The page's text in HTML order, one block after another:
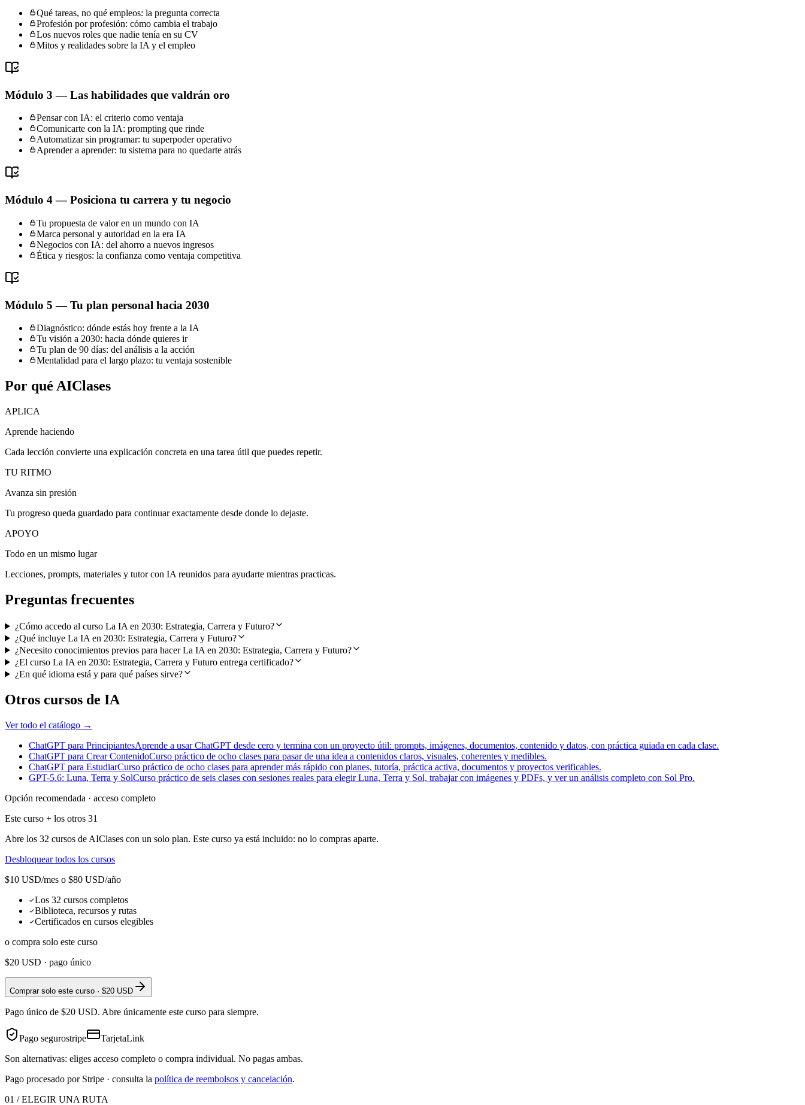
Qué tareas, no qué empleos: la pregunta correcta
Profesión por profesión: cómo cambia el trabajo
Los nuevos roles que nadie tenía en su CV
Mitos y realidades sobre la IA y el empleo
Módulo 3 — Las habilidades que valdrán oro
Pensar con IA: el criterio como ventaja
Comunicarte con la IA: prompting que rinde
Automatizar sin programar: tu superpoder operativo
Aprender a aprender: tu sistema para no quedarte atrás
Módulo 4 — Posiciona tu carrera y tu negocio
Tu propuesta de valor en un mundo con IA
Marca personal y autoridad en la era IA
Negocios con IA: del ahorro a nuevos ingresos
Ética y riesgos: la confianza como ventaja competitiva
Módulo 5 — Tu plan personal hacia 2030
Diagnóstico: dónde estás hoy frente a la IA
Tu visión a 2030: hacia dónde quieres ir
Tu plan de 90 días: del análisis a la acción
Mentalidad para el largo plazo: tu ventaja sostenible
Por qué AIClases
APLICA
Aprende haciendo
Cada lección convierte una explicación concreta en una tarea útil que puedes repetir.
TU RITMO
Avanza sin presión
Tu progreso queda guardado para continuar exactamente desde donde lo dejaste.
APOYO
Todo en un mismo lugar
Lecciones, prompts, materiales y tutor con IA reunidos para ayudarte mientras practicas.
Preguntas frecuentes
¿Cómo accedo al curso La IA en 2030: Estrategia, Carrera y Futuro?
¿Qué incluye La IA en 2030: Estrategia, Carrera y Futuro?
¿Necesito conocimientos previos para hacer La IA en 2030: Estrategia, Carrera y Futuro?
¿El curso La IA en 2030: Estrategia, Carrera y Futuro entrega certificado?
¿En qué idioma está y para qué países sirve?
Otros cursos de IA
Ver todo el catálogo →
ChatGPT para PrincipiantesAprende a usar ChatGPT desde cero y termina con un proyecto útil: prompts, imágenes, documentos, contenido y datos, con práctica guiada en cada clase.
ChatGPT para Crear ContenidoCurso práctico de ocho clases para pasar de una idea a contenidos claros, visuales, coherentes y medibles.
ChatGPT para EstudiarCurso práctico de ocho clases para aprender más rápido con planes, tutoría, práctica activa, documentos y proyectos verificables.
GPT-5.6: Luna, Terra y SolCurso práctico de seis clases con sesiones reales para elegir Luna, Terra y Sol, trabajar con imágenes y PDFs, y ver un análisis completo con Sol Pro.
Opción recomendada · acceso completo
Este curso + los otros 31
Abre los 32 cursos de AIClases con un solo plan. Este curso ya está incluido: no lo compras aparte.
Desbloquear todos los cursos
$10 USD/mes o $80 USD/año
Los 32 cursos completos
Biblioteca, recursos y rutas
Certificados en cursos elegibles
o compra solo este curso
$20 USD · pago único
Comprar solo este curso · $20 USD
Pago único de $20 USD. Abre únicamente este curso para siempre.
Pago segurostripe TarjetaLink
Son alternativas: eliges acceso completo o compra individual. No pagas ambas.
Pago procesado por Stripe · consulta la política de reembolsos y cancelación.
01 / ELEGIR UNA RUTA